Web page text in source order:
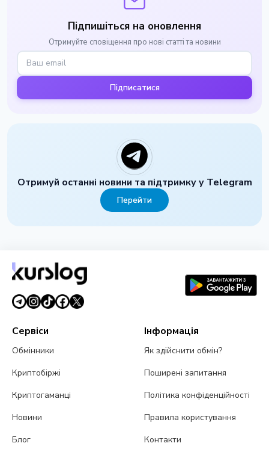
Підпишіться на оновлення
Отримуйте сповіщення про нові статті та новини
Підписатися
Отримуй останні новини та підтримку у Telegram
Перейти
Сервіси
Обмінники
Криптобіржі
Криптогаманці
Новини
Блог
Інформація
Як здійснити обмін?
Поширені запитання
Політика конфіденційності
Правила користування
Контакти